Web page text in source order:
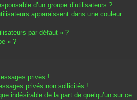
d’un groupe d’utilisateurs ?
apparaissent dans une couleur
par défaut » ?
» ?
privés !
privés non sollicités !
indésirable de la part de quelqu’un sur ce